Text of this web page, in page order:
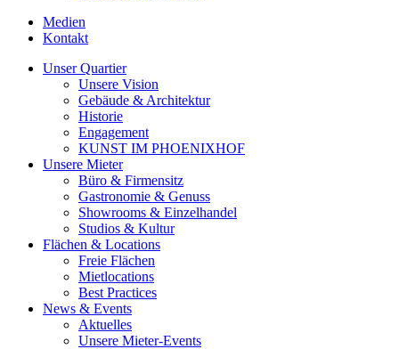
Medien
Kontakt
Unser Quartier
Unsere Vision
Gebäude & Architektur
Historie
Engagement
KUNST IM PHOENIXHOF
Unsere Mieter
Büro & Firmensitz
Gastronomie & Genuss
Showrooms & Einzelhandel
Studios & Kultur
Flächen & Locations
Freie Flächen
Mietlocations
Best Practices
News & Events
Aktuelles
Unsere Mieter-Events